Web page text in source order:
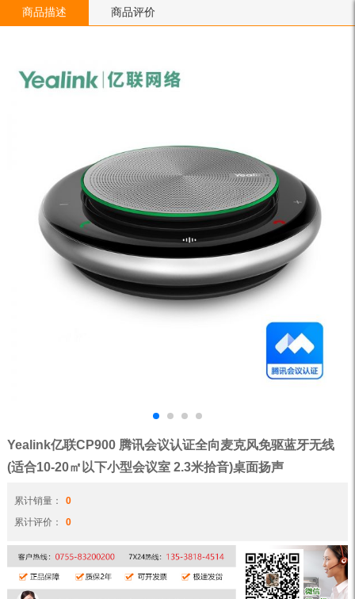
Yealink亿联CP900 腾讯会议认证全向麦克风免驱蓝牙无线
(适合10-20㎡以下小型会议室 2.3米拾音)桌面扬声
累计销量：
0
累计评价：
0
商品描述 商品评价